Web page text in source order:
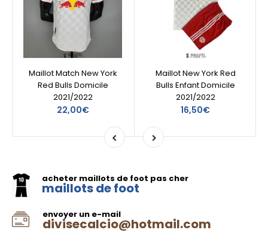
Maillot Match New York
Red Bulls Domicile
2021/2022
22,00€
Maillot New York Red
Bulls Enfant Domicile
2021/2022
16,50€
acheter maillots de foot pas cher
maillots de foot
envoyer un e-mail
divisecalcio@hotmail.com